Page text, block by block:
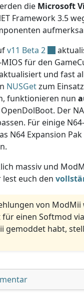
die Microsoft
Framework 3.5
v11 Beta 2
für den
und fast
NUSGetzum
funktionieren nun
Der
Für einige
N64 Expansion
massiv und
lest euch den
von
einen Softmod
gemoddet habt,
unter 'ModMii